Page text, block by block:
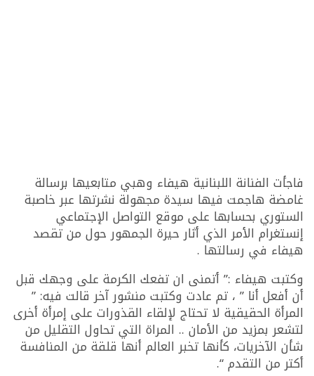
فاجأت الفنانة اللبنانية هيفاء وهبي متابعيها برسالة
غامضة هاجمت فيها سيدة مجهولة نشرتها عبر خاصبة
الستوري بحسابها على موقع التواصل الإجتماعي
إنستغرام الأمر الذي أثار حيرة الجمهور حول من تقصد
هيفاء في رسالتها .
وكتبت هيفاء :” أتمنى ان تفعك الكرمة على وجهك قبل
أن أفعل أنا ” ، تم عادت وكتبت منشور آخر قالت فيه: ”
المرأة الحقيقية لا تحتاج لإلقاء القذورات على إمرأة أخرى
لتشعر بمزيد من الأمان .. المراة التي تحاول التقليل من
شأن الآخريات، كأنها تخبر العالم أنها قلقة من المنافسة
أكتر من التقدم “.